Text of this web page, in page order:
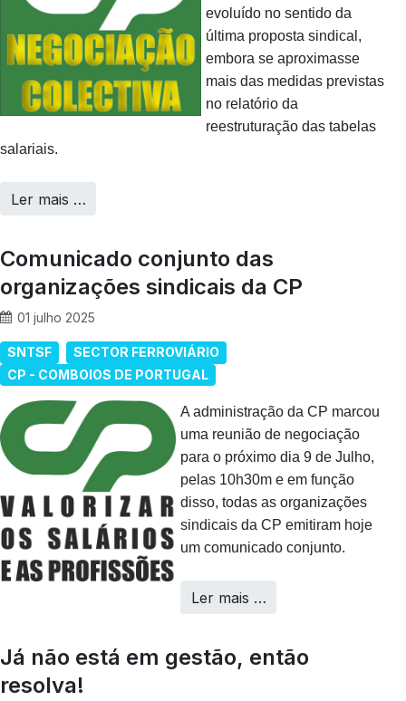
evoluído no sentido da
última proposta sindical,
embora se aproximasse
mais das medidas previstas
no relatório da
reestruturação das tabelas
salariais.
Ler mais …
Comunicado conjunto das
organizações sindicais da CP
01 julho 2025
SNTSF
SECTOR FERROVIÁRIO
CP - COMBOIOS DE PORTUGAL
A administração da CP marcou
uma reunião de negociação
para o próximo dia 9 de Julho,
pelas 10h30m e em função
disso, todas as organizações
sindicais da CP emitiram hoje
um comunicado conjunto.
Ler mais …
Já não está em gestão, então
resolva!